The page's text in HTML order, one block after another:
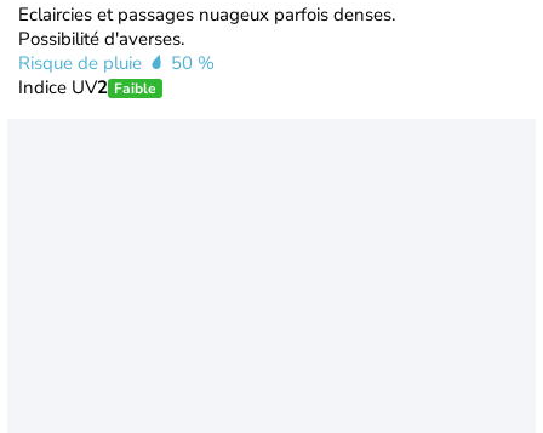
Eclaircies et passages nuageux parfois denses.
Possibilité d'averses.
Risque de pluie
50 %
Indice UV2 Faible